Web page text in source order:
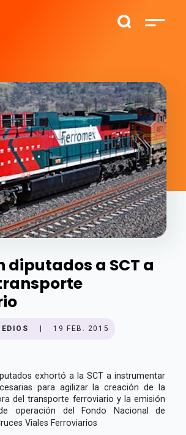
diputados a SCT a
19 FEB. 2015
exhortó a la SCT a instrumentar
para agilizar la creación de la
del transporte ferroviario y la emisión
operación del Fondo Nacional de
Viales Ferroviarios